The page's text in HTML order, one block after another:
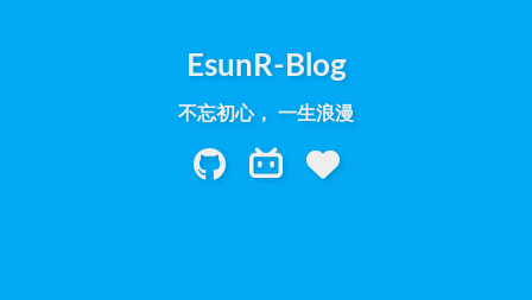
EsunR-Blog
不忘初心， 一生浪漫